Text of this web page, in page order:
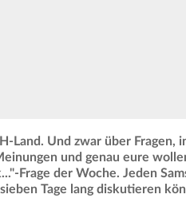
Land. Und zwar über Fragen,
und genau eure
Frage der Woche. Jeden
Tage lang diskutieren